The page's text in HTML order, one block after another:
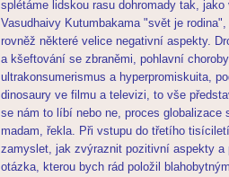
splétáme lidskou rasu dohromady tak,
Vasudhaivy Kutumbakama "svět je
rovněž některé velice negativní aspekty.
a kšeftování se zbraněmi, pohlavní
ultrakonsumerismus a hyperpromiskuita,
dinosaury ve filmu a televizi, to vše
se nám to líbí nebo ne, proces
madam, řekla. Při vstupu do třetího
zamyslet, jak zvýraznit pozitivní aspekty a
otázka, kterou bych rád položil